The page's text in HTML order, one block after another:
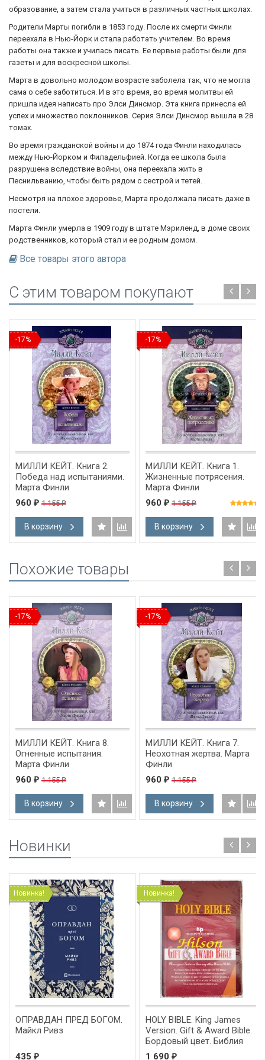
образование, а затем стала учиться в различных частных школах.
Родители Марты погибли в 1853 году. После их смерти Финли
переехала в Нью-Йорк и стала работать учителем. Во время
работы она также и училась писать. Ее первые работы были для
газеты и для воскресной школы.
Марта в довольно молодом возрасте заболела так, что не могла
сама о себе заботиться. И в это время, во время молитвы ей
пришла идея написать про Элси Динсмор. Эта книга принесла ей
успех и множество поклонников. Серия Элси Динсмор вышла в 28
томах.
Во время гражданской войны и до 1874 года Финли находилась
между Нью-Йорком и Филадельфией. Когда ее школа была
разрушена вследствие войны, она переехала жить в
Песнильванию, чтобы быть рядом с сестрой и тетей.
Несмотря на плохое здоровье, Марта продолжала писать даже в
постели.
Марта Финли умерла в 1909 году в штате Мэриленд, в доме своих
родственников, который стал и ее родным домом.
Все товары этого автора
C этим товаром покупают
-17%
МИЛЛИ КЕЙТ. Книга 2.
Победа над испытаниями.
Марта Финли
960 ₽ 1 155₽
В корзину
-17%
МИЛЛИ КЕЙТ. Книга 1.
Жизненные потрясения.
Марта Финли
960 ₽ 1 155₽
В корзину
Похожие товары
-17%
МИЛЛИ КЕЙТ. Книга 8.
Огненные испытания.
Марта Финли
960 ₽ 1 155₽
В корзину
-17%
МИЛЛИ КЕЙТ. Книга 7.
Неохотная жертва. Марта
Финли
960 ₽ 1 155₽
В корзину
Новинки
Новинка!
ОПРАВДАН ПРЕД БОГОМ.
Майкл Ривз
435 ₽
Новинка!
HOLY BIBLE. King James
Version. Gift & Award Bible.
Бордовый цвет. Библия
Короля Иакова на
1 690 ₽